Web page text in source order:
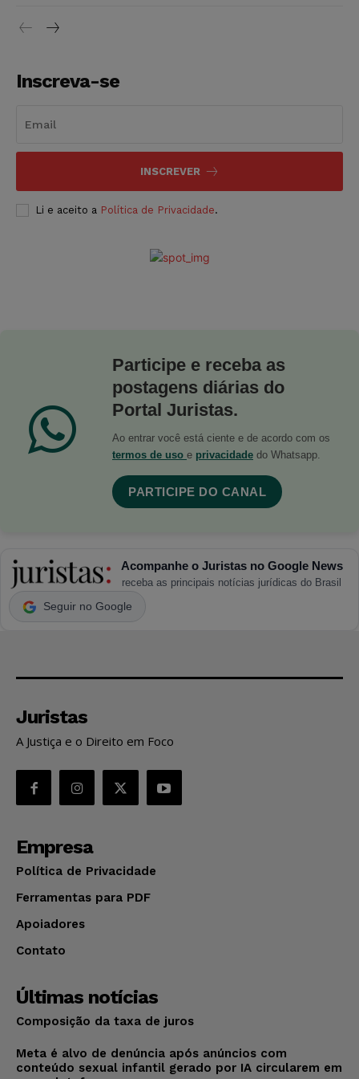
Inscreva-se
INSCREVER
Li e aceito a Política de Privacidade.
Participe e receba as
postagens diárias do
Portal Juristas.
Ao entrar você está ciente e de acordo com os
termos de uso e privacidade do Whatsapp.
PARTICIPE DO CANAL
Acompanhe o Juristas no Google News
receba as principais notícias jurídicas do Brasil
Seguir no Google
Juristas
A Justiça e o Direito em Foco
Empresa
Política de Privacidade
Ferramentas para PDF
Apoiadores
Contato
Últimas notícias
Composição da taxa de juros
Meta é alvo de denúncia após anúncios com
conteúdo sexual infantil gerado por IA circularem em